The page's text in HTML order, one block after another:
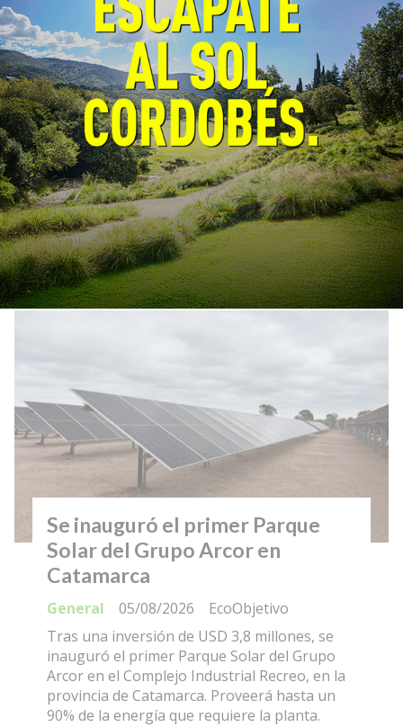
Córdoba fortalece la prevención
y respuesta ante el fenómeno El
Niño
EcoObjetivo
General
06/08/2026
La Provincia y la Nación coordinaron
estrategias de prevención, planificación y
respuesta. El próximo lunes se firmará un
convenio para fortalecer la prevención y el
monitoreo de incendios forestales.
Se inauguró el primer Parque
Solar del Grupo Arcor en
Catamarca
EcoObjetivo
General
05/08/2026
Tras una inversión de USD 3,8 millones, se
inauguró el primer Parque Solar del Grupo
Arcor en el Complejo Industrial Recreo, en la
provincia de Catamarca. Proveerá hasta un
90% de la energía que requiere la planta.